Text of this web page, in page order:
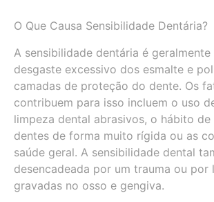
O Que Causa Sensibilidade Dentária?
A sensibilidade dentária é
desgaste excessivo dos esmalte e
camadas de proteção do dente. Os
contribuem para isso incluem o uso
limpeza dental abrasivos, o hábito
dentes de forma muito rígida ou as
saúde geral. A sensibilidade dental
desencadeada por um trauma ou por
gravadas no osso e gengiva.